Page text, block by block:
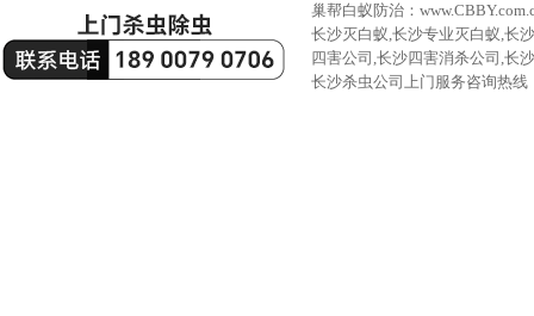
巢帮白蚁防治：
长沙灭白蚁,长沙专业灭白蚁,长
四害公司,长沙四害消杀公司,长
长沙杀虫公司上门服务咨询热